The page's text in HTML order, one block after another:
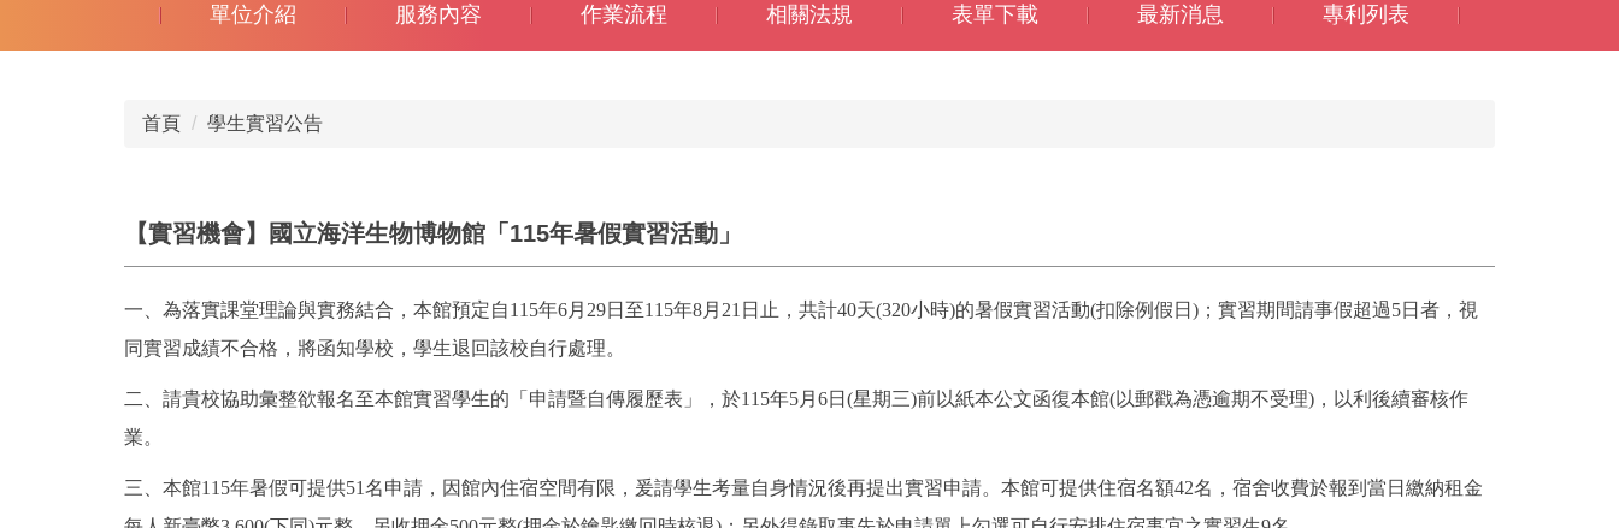
單位介紹 服務內容 作業流程 相關法規 表單下載 最新消息 專利列表
首頁 學生實習公告
【實習機會】國立海洋生物博物館「115年暑假實習活動」
一、為落實課堂理論與實務結合，本館預定自115年6月29日至115年8月21日止，共計40天(320小時)的暑假實習活動(扣除例假日)；實習期間請事假超過5日者，視
同實習成績不合格，將函知學校，學生退回該校自行處理。
二、請貴校協助彙整欲報名至本館實習學生的「申請暨自傳履歷表」，於115年5月6日(星期三)前以紙本公文函復本館(以郵戳為憑逾期不受理)，以利後續審核作
業。
三、本館115年暑假可提供51名申請，因館內住宿空間有限，爰請學生考量自身情況後再提出實習申請。本館可提供住宿名額42名，宿舍收費於報到當日繳納租金